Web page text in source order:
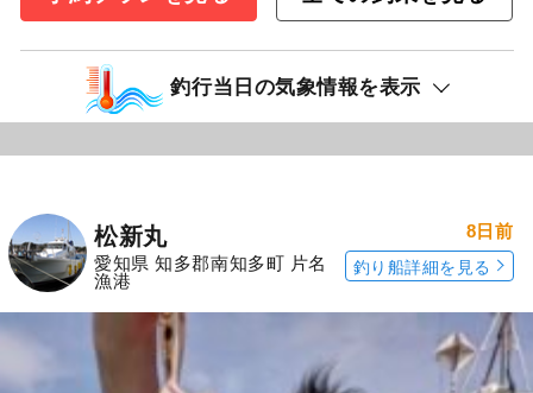
釣行当日の気象情報を表示
松新丸
愛知県 知多郡南知多町 片名
漁港
8日前
釣り船詳細を見る